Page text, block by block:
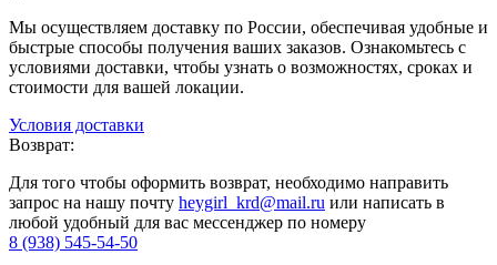
Мы осуществляем доставку по России, обеспечивая удобные и
быстрые способы получения ваших заказов. Ознакомьтесь с
условиями доставки, чтобы узнать о возможностях, сроках и
стоимости для вашей локации.
Условия доставки
Возврат:
Для того чтобы оформить возврат, необходимо направить
запрос на нашу почту heygirl_krd@mail.ru или написать в
любой удобный для вас мессенджер по номеру
8 (938) 545-54-50